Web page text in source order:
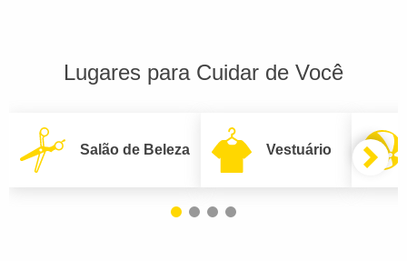
Lugares para Cuidar de Você
Salão de Beleza Vestuário